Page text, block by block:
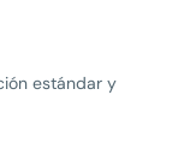
estándar y